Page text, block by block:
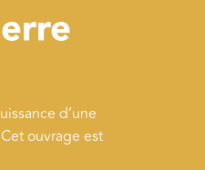
d’une
ouvrage est